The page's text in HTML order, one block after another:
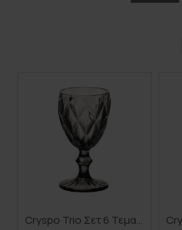
Cryspo Trio Σετ 6 Τεμαχίων Ποτήρι Νερού Κολωνάτο Ανθρακί 320ml 52.704.53